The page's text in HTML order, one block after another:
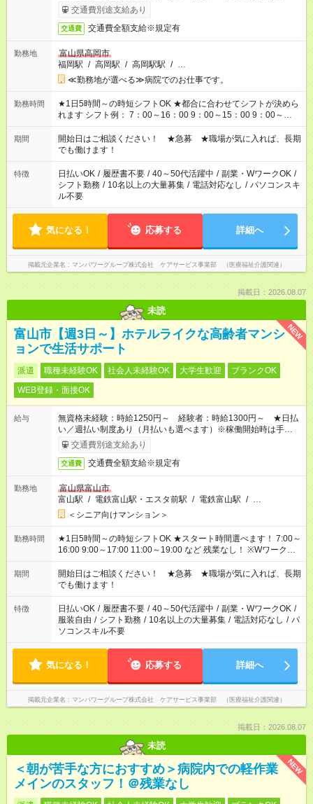
完了次第のお支払いとなります。
交通費別途支給あり
交通費 交通費全額支給※規定有
勤務地
富山県高岡市
福岡駅 / 高岡駅 / 高岡駅駅 / …
≪勤務地が選べる≫病院でのお仕事です。
勤務時間
★1日5時間～の時短シフトOK ★都合に合わせてシフトが決めら
れます シフト例： 7：00～16：00 9：00～15：00 9：00～
18：00 11：00～20：00 など ※Wワークの場合、他のお仕事と
合わせ週40時間超の就業はご案内できません ※法令に基づき、
週20時間以上勤務は社会保険への加入対象となります ※労働者
派遣法（日雇い派遣の原則禁止）により、短時間・短期間の就
業はご案内が難しい場合があります
期間
開始日はご相談ください！ ★急募 ★職場が気に入れば、長期
でも働けます！
特徴 日払いOK / 履歴書不要 / 40～50代活躍中 / 副業・WワークOK /
シフト勤務 / 10名以上の大量募集 / 電話対応なし / パソコンスキ
ル不要
気になる！ 応募する 詳細へ
掲載元企業名 マンパワーグループ株式会社 ケアサービス事業部 （医療福祉介護関連）
掲載日：2026.08.07
未読
NEW
富山市【週3日～】ホテルライクな高齢者マンシ
ョンで生活サポート
派遣 職種未経験OK 社会人未経験OK 大学生歓迎
ブランクOK
WEB登録・面接OK
給与
無資格未経験：時給1250円～ 経験者：時給1300円～ ★日払
い／週払い制度あり（月払いも選べます）※稼働開始時は手続き
完了次第のお支払いとなります。
交通費別途支給あり
交通費 交通費全額支給※規定有
勤務地
富山県富山市
富山駅 / 電鉄富山駅・エスタ前駅 / 電鉄富山駅 / …
＜シニア向けマンション＞
勤務時間
★1日5時間～の時短シフトOK ★スタート時間選べます！ 7:00～
16:00 9:00～17:00 11:00～19:00 など 残業なし！ ※Wワークの
場合、他のお仕事と合わせ週40時間超の就業はご案内できませ
ん ※法令に基づき、週20時間以上勤務は社会保険への加入対象
となります ※労働者派遣法（日雇い派遣の原則禁止）により、
短時間・短期間の就業はご案内が難しい場合があります
期間
開始日はご相談ください！ ★急募 ★職場が気に入れば、長期
でも働けます！
特徴 日払いOK / 履歴書不要 / 40～50代活躍中 / 副業・WワークOK /
服装自由 / シフト勤務 / 10名以上の大量募集 / 電話対応なし / パ
ソコンスキル不要
気になる！ 応募する 詳細へ
掲載元企業名 マンパワーグループ株式会社 ケアサービス事業部 （医療福祉介護関連）
掲載日：2026.08.07
未読
NEW
＜朝が苦手な方におすすめ＞病院内での軽作業
メインのスタッフ！＠残業なし